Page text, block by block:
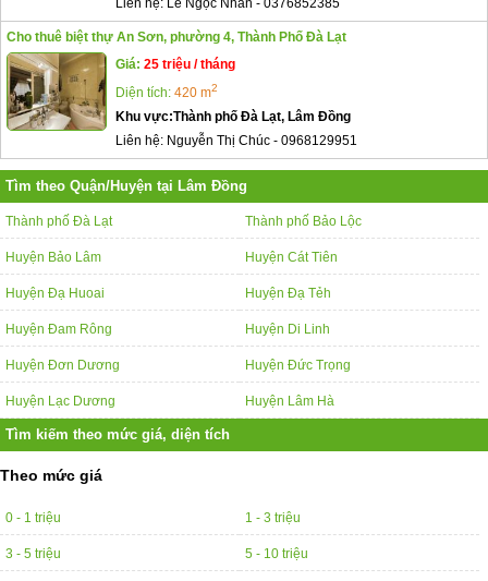
Liên hệ: Lê Ngọc Nhân - 0376852385
Cho thuê biệt thự An Sơn, phường 4, Thành Phố Đà Lạt
Giá: 25 triệu / tháng
Diện tích: 420 m2
Khu vực:Thành phố Đà Lạt, Lâm Đồng
Liên hệ: Nguyễn Thị Chúc - 0968129951
Tìm theo Quận/Huyện tại Lâm Đồng
Thành phố Đà Lạt Thành phố Bảo Lộc
Huyện Bảo Lâm Huyện Cát Tiên
Huyện Đạ Huoai Huyện Đạ Tẻh
Huyện Đam Rông Huyện Di Linh
Huyện Đơn Dương Huyện Đức Trọng
Huyện Lạc Dương Huyện Lâm Hà
Tìm kiếm theo mức giá, diện tích
Theo mức giá
0 - 1 triệu 1 - 3 triệu
3 - 5 triệu 5 - 10 triệu